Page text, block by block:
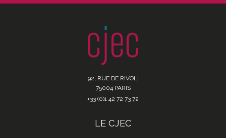
92, RUE DE RIVOLI
75004 PARIS
+33 (0)1 42 72 73 72
LE CJEC